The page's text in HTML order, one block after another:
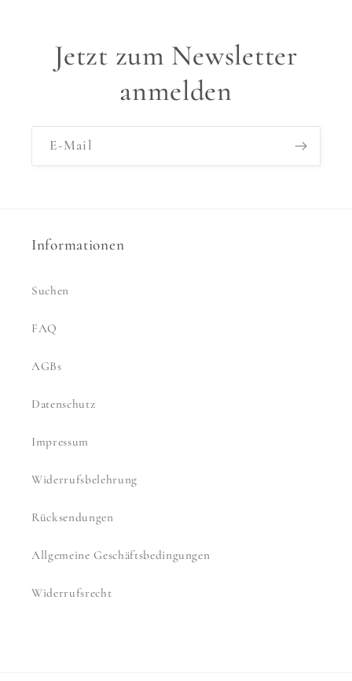
Jetzt zum Newsletter
anmelden
E-Mail
Informationen
Suchen
FAQ
AGBs
Datenschutz
Impressum
Widerrufsbelehrung
Rücksendungen
Allgemeine Geschäftsbedingungen
Widerrufsrecht